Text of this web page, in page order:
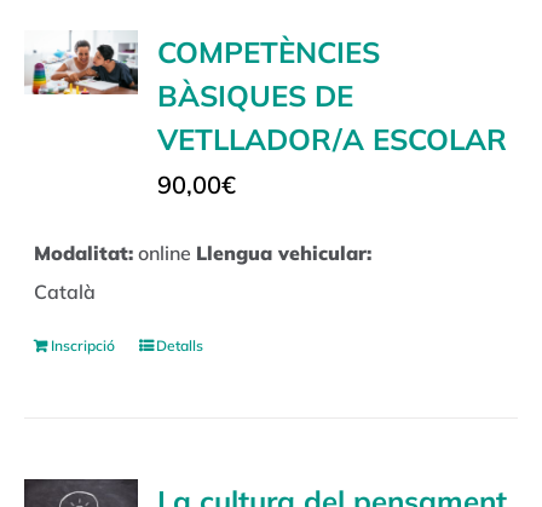
COMPETÈNCIES
BÀSIQUES DE
VETLLADOR/A ESCOLAR
90,00€
Modalitat: online Llengua vehicular:
Català
Inscripció Detalls